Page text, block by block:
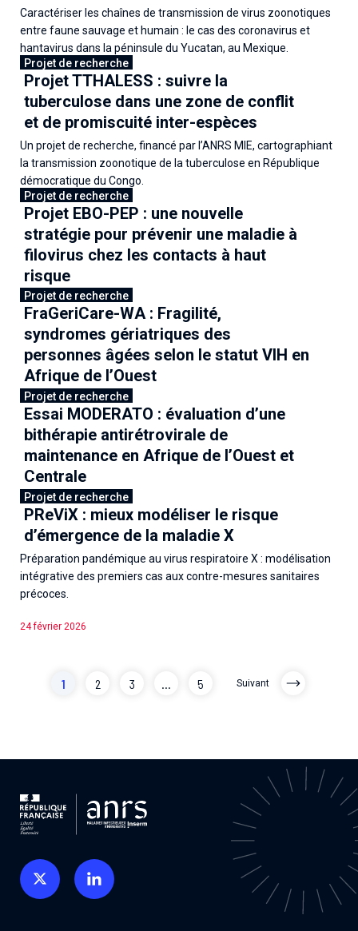
Caractériser les chaînes de transmission de virus zoonotiques
entre faune sauvage et humain : le cas des coronavirus et
hantavirus dans la péninsule du Yucatan, au Mexique.
07 mai 2026
Projet de recherche
Projet TTHALESS : suivre la
tuberculose dans une zone de conflit
et de promiscuité inter-espèces
Un projet de recherche, financé par l’ANRS MIE, cartographiant
la transmission zoonotique de la tuberculose en République
démocratique du Congo.
30 avril 2026
Projet de recherche
Projet EBO-PEP : une nouvelle
stratégie pour prévenir une maladie à
filovirus chez les contacts à haut
risque
20 mars 2026
Projet de recherche
FraGeriCare-WA : Fragilité,
syndromes gériatriques des
personnes âgées selon le statut VIH en
Afrique de l’Ouest
16 mars 2026
Projet de recherche
Essai MODERATO : évaluation d’une
bithérapie antirétrovirale de
maintenance en Afrique de l’Ouest et
Centrale
09 mars 2026
Projet de recherche
PReViX : mieux modéliser le risque
d’émergence de la maladie X
Préparation pandémique au virus respiratoire X : modélisation
intégrative des premiers cas aux contre-mesures sanitaires
précoces.
24 février 2026
1 2 3 ... 5 Suivant